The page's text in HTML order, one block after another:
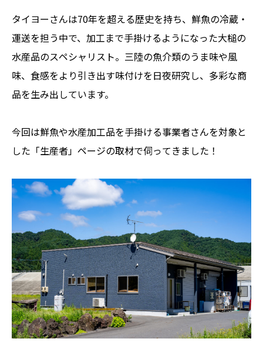
タイヨーさんは70年を超える歴史を持ち、鮮魚の冷蔵・
運送を担う中で、加工まで手掛けるようになった大槌の
水産品のスペシャリスト。三陸の魚介類のうま味や風
味、食感をより引き出す味付けを日夜研究し、多彩な商
品を生み出しています。
今回は鮮魚や水産加工品を手掛ける事業者さんを対象と
した「生産者」ページの取材で伺ってきました！